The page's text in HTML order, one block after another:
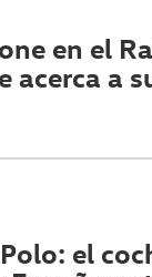
en el
acerca a
el